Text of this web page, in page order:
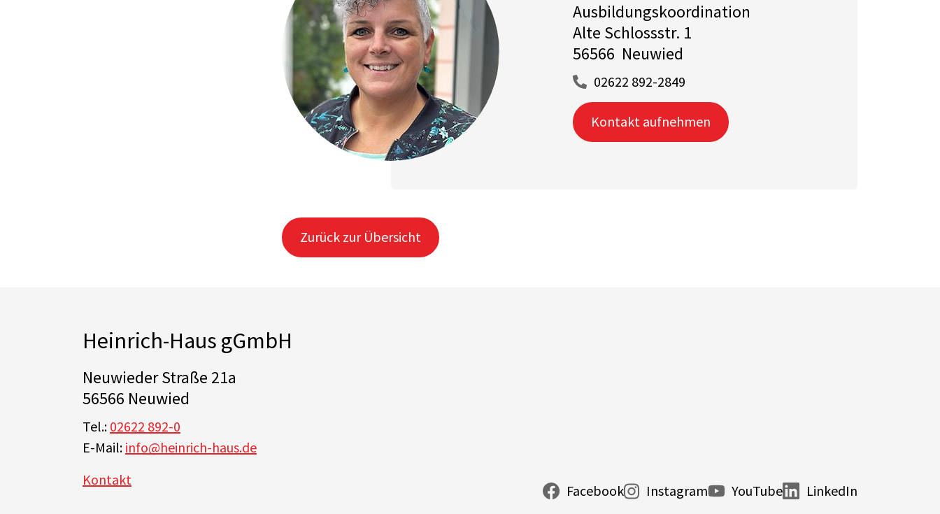
Ausbildungskoordination
Alte Schlossstr. 1
56566 Neuwied
02622 892-2849
Kontakt aufnehmen
Zurück zur Übersicht
Heinrich-Haus gGmbH
Neuwieder Straße 21a
56566 Neuwied
Tel.: 02622 892-0
E-Mail: info@heinrich-haus.de
Kontakt
Facebook Instagram YouTube LinkedIn